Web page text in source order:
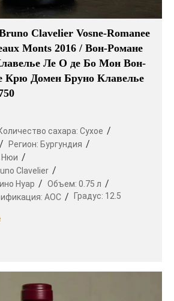
Clavelier Vosne-Romanee
Monts 2016 / Вон-Романе
Ле О де Бо Мон Вон-
Крю Домен Бруно Клавелье
сахара: Сухое
Регион: Бургундия
Нюи
Clavelier
Нуар Объем: 0.75 л
AOC Градус: 12.5